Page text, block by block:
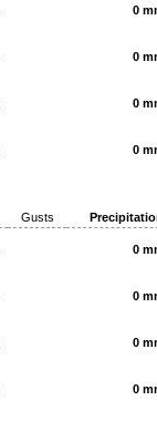
0
0
0
0
Gusts
0
0
0
0